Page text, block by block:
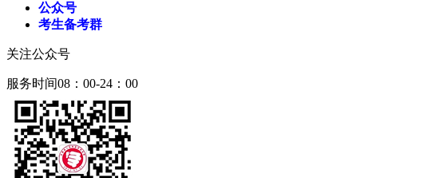
公众号
考生备考群
关注公众号
服务时间08：00-24：00